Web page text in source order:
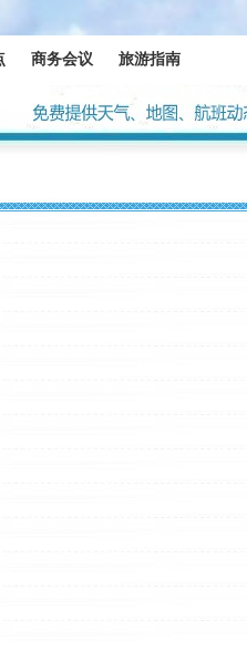
商务会议 旅游指南